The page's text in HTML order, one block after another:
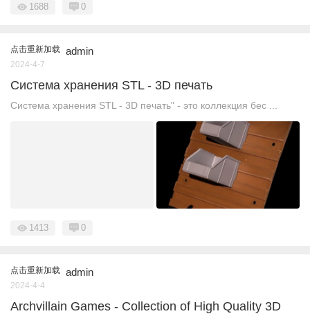
1688 0
点击重新加载 admin
2024-4-7
Система хранения STL - 3D печать
Система хранения STL - 3D печать" - это коллекция бес ...
1413 0
点击重新加载 admin
2024-4-4
Archvillain Games - Collection of High Quality 3D